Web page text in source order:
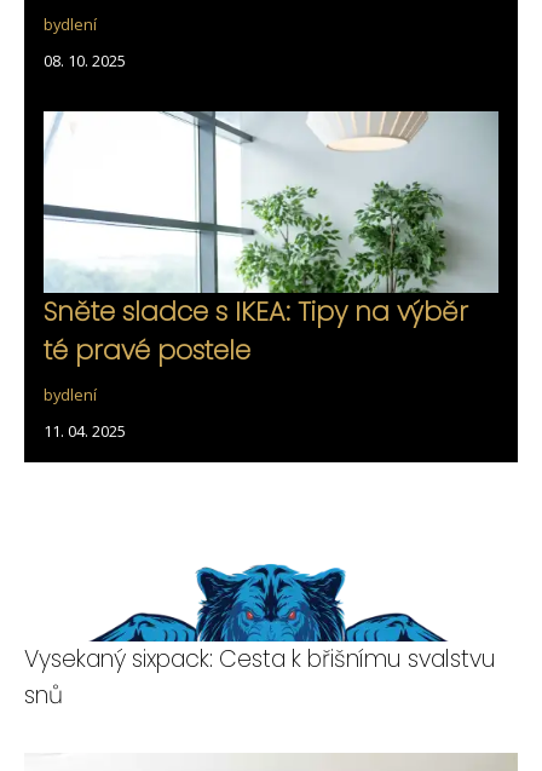
bydlení
08. 10. 2025
Sněte sladce s IKEA: Tipy na výběr
té pravé postele
bydlení
11. 04. 2025
Vysekaný sixpack: Cesta k břišnímu svalstvu
snů